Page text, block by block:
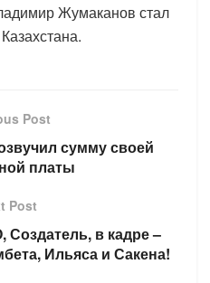
Жумаканов стал
Post
сумму своей
платы
Post
Создатель, в кадре –
Ильяса и Сакена!